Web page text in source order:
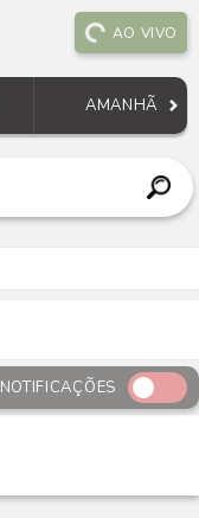
AO VIVO
AMANHÃ
NOTIFICAÇÕES